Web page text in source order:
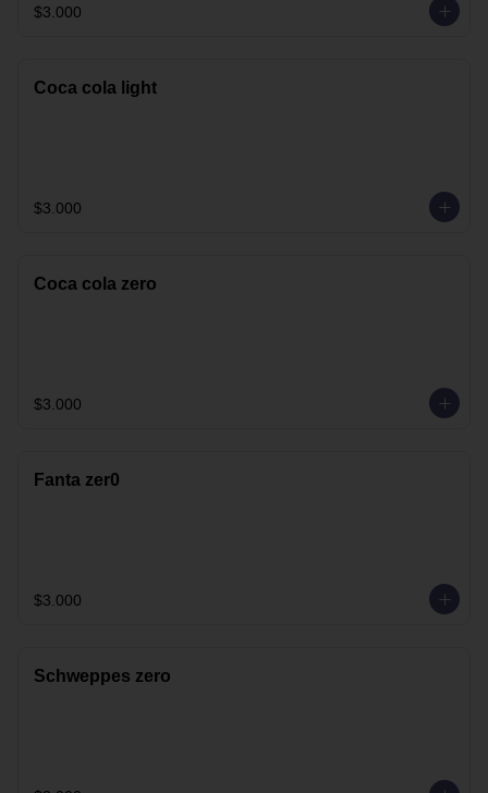
$3.000
Coca cola light
$3.000
Coca cola zero
$3.000
Fanta zer0
$3.000
Schweppes zero